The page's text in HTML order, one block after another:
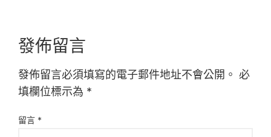
發佈留言
發佈留言必須填寫的電子郵件地址不會公開。 必
填欄位標示為 *
留言 *